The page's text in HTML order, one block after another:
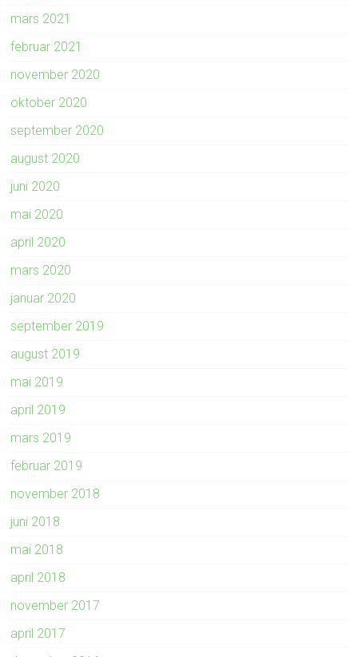
mars 2021
februar 2021
november 2020
oktober 2020
september 2020
august 2020
juni 2020
mai 2020
april 2020
mars 2020
januar 2020
september 2019
august 2019
mai 2019
april 2019
mars 2019
februar 2019
november 2018
juni 2018
mai 2018
april 2018
november 2017
april 2017